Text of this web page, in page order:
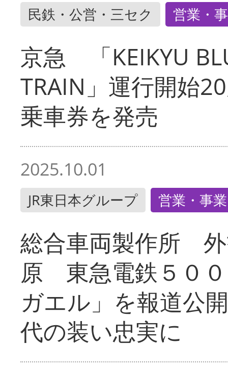
民鉄・公営・三セク 営業・
京急 「KEIKYU
TRAIN」運行開始
乗車券を発売
2025.10.01
JR東日本グループ 営業・事
総合車両製作所
原 東急電鉄５０
ガエル」を報道公
代の装い忠実に